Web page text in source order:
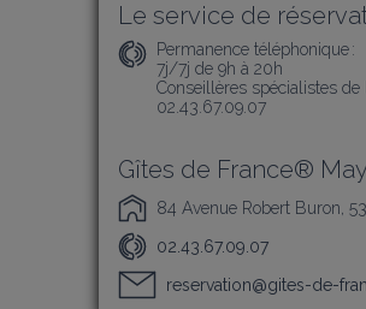
Le service de
Permanence téléphonique :
7j/7j de 9h à 20h
Conseillères spécialistes
02.43.67.09.07
Gîtes de France®
84 Avenue Robert Buron,
02.43.67.09.07
reservation@gites-de-